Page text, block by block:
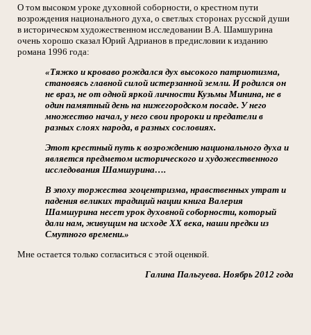
О том высоком уроке духовной соборности, о крестном пути
возрождения национального духа, о светлых сторонах русской души
в историческом художественном исследовании В.А. Шамшурина
очень хорошо сказал Юрий Адрианов в предисловии к изданию
романа 1996 года:
«Тяжко и кроваво рождался дух высокого патриотизма,
становясь главной силой истерзанной земли. И родился он
не враз, не от одной яркой личности Кузьмы Минина, не в
один памятный день на нижегородском посаде. У него
множество начал, у него свои пророки и предатели в
разных слоях народа, в разных сословиях.
Этот крестный путь к возрождению национального духа и
является предметом исторического и художественного
исследования Шамшурина….
В эпоху торжества эгоцентризма, нравственных утрат и
падения великих традиций нации книга Валерия
Шамшурина несет урок духовной соборности, который
дали нам, живущим на исходе XX века, наши предки из
Смутного времени.»
Мне остается только согласиться с этой оценкой.
Галина Пальгуева. Ноябрь 2012 года